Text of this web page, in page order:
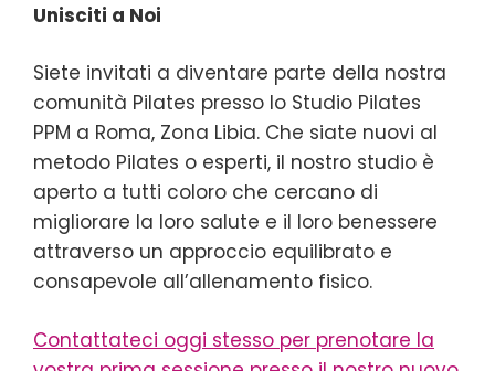
Unisciti a Noi
Siete invitati a diventare parte della nostra
comunità Pilates presso lo Studio Pilates
PPM a Roma, Zona Libia. Che siate nuovi al
metodo Pilates o esperti, il nostro studio è
aperto a tutti coloro che cercano di
migliorare la loro salute e il loro benessere
attraverso un approccio equilibrato e
consapevole all’allenamento fisico.
Contattateci oggi stesso per prenotare la